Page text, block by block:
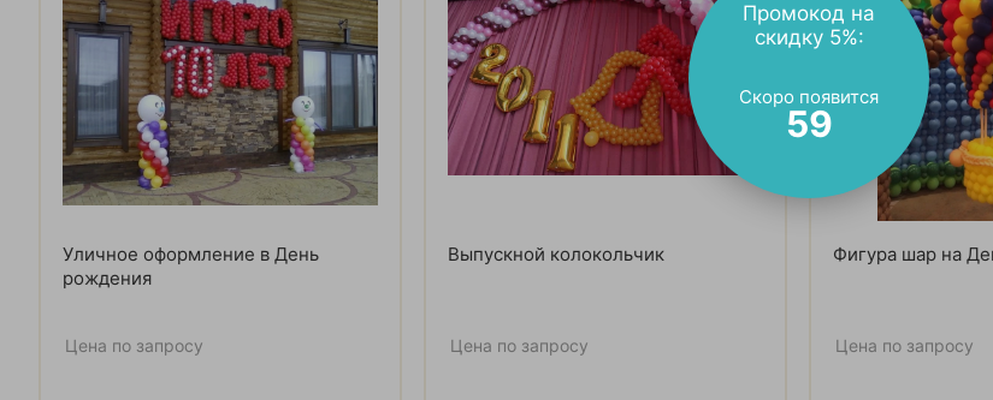
Уличное оформление в День
рождения
Цена по запросу
Выпускной колокольчик
Цена по запросу
Фигура шар на
Цена по запросу
Промокод на
скидку 5%:
Скоро появится
57